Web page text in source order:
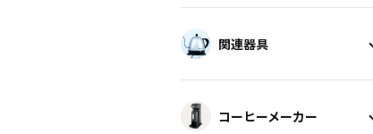
関連器具
コーヒーメーカー